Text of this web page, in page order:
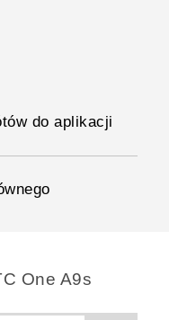
do aplikacji
One A9s